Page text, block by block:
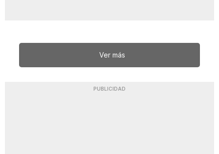
Ver más
PUBLICIDAD